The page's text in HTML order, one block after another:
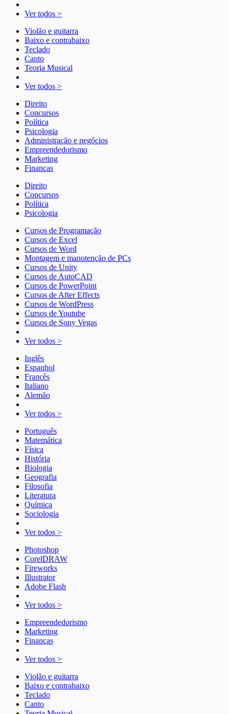
Ver todos >
Violão e guitarra
Baixo e contrabaixo
Teclado
Canto
Teoria Musical
Ver todos >
Direito
Concursos
Política
Psicologia
Administração e negócios
Empreendedorismo
Marketing
Finanças
Direito
Concursos
Política
Psicologia
Cursos de Programação
Cursos de Excel
Cursos de Word
Montagem e manutenção de PCs
Cursos de Unity
Cursos de AutoCAD
Cursos de PowerPoint
Cursos de After Effects
Cursos de WordPress
Cursos de Youtube
Cursos de Sony Vegas
Ver todos >
Inglês
Espanhol
Francês
Italiano
Alemão
Ver todos >
Português
Matemática
Física
História
Biologia
Geografia
Filosofia
Literatura
Química
Sociologia
Ver todos >
Photoshop
CorelDRAW
Fireworks
Illustrator
Adobe Flash
Ver todos >
Empreendedorismo
Marketing
Finanças
Ver todos >
Violão e guitarra
Baixo e contrabaixo
Teclado
Canto